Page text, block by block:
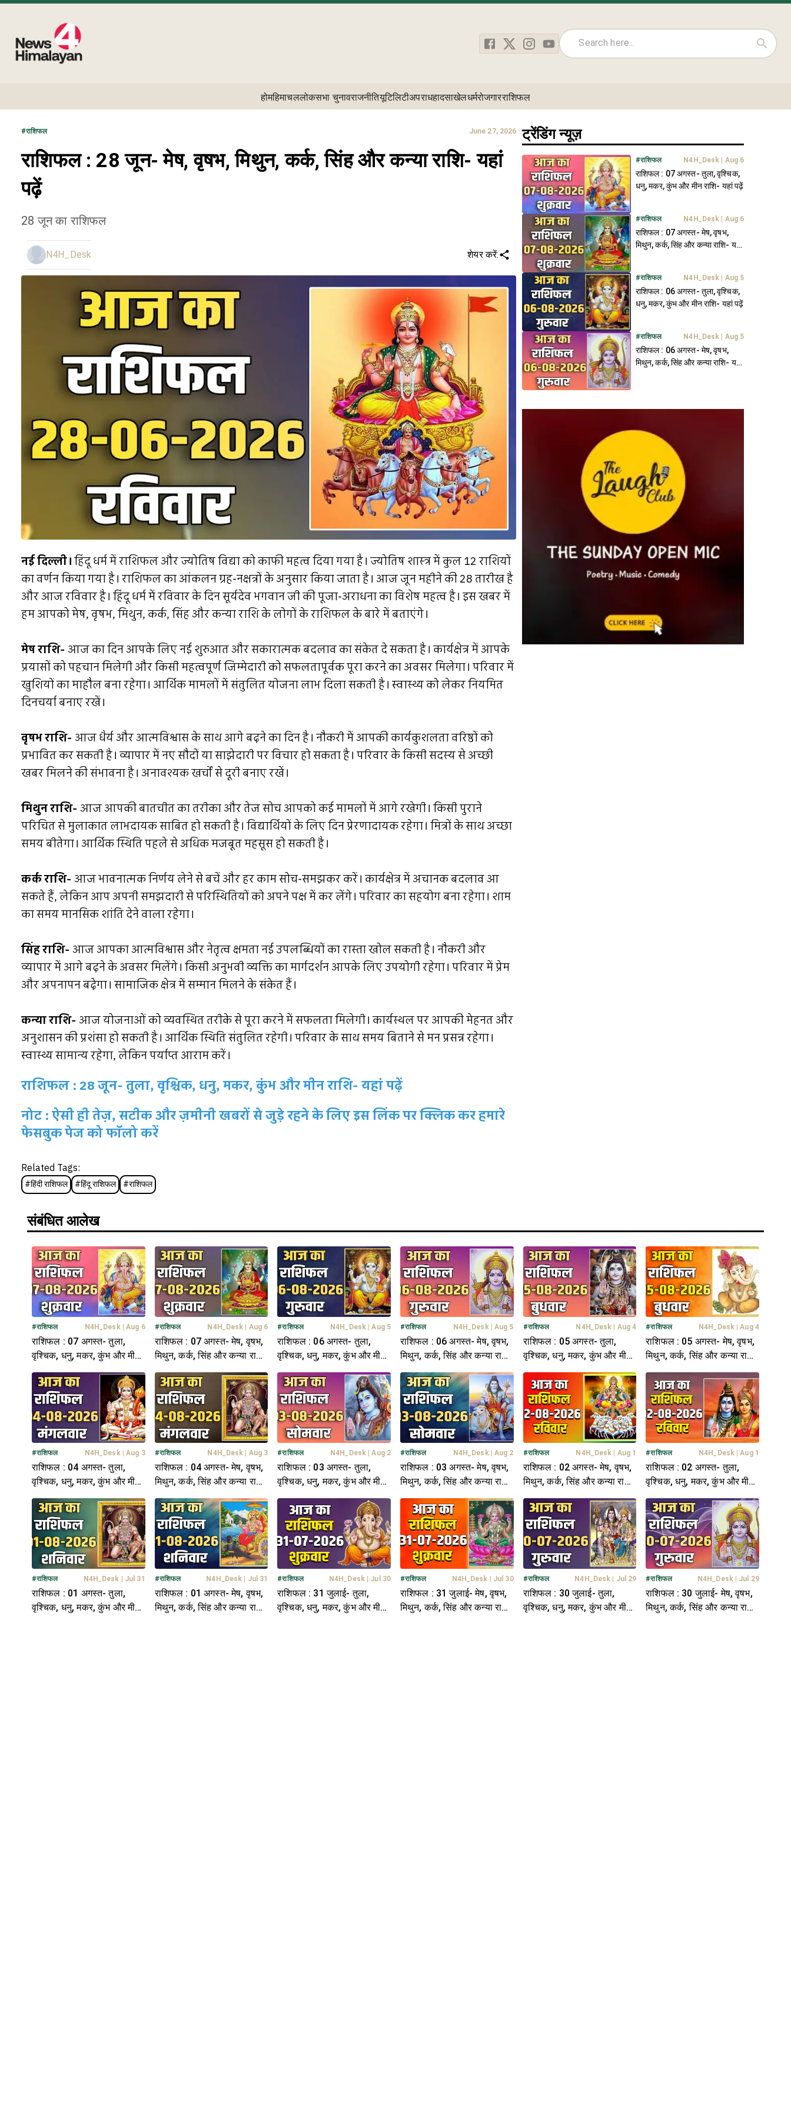
होमहिमाचललोकसभा चुनावराजनीतियूटिलिटीअपराधहादसाखेलधर्मरोजगारराशिफल
#राशिफल June 27, 2026
राशिफल : 28 जून- मेष, वृषभ, मिथुन, कर्क, सिंह और कन्या राशि- यहां
पढ़ें
28 जून का राशिफल
N4H_Desk शेयर करें:
नई दिल्ली।हिंदू धर्म में राशिफल और ज्योतिष विद्या को काफी महत्व दिया गया है। ज्योतिष शास्त्र में कुल 12 राशियों
का वर्णन किया गया है। राशिफल का आंकलन ग्रह-नक्षत्रों के अनुसार किया जाता है। आज जून महीने की 28 तारीख है
और आज रविवार है। हिंदू धर्म में रविवार के दिन सूर्यदेव भगवान जी की पूजा-अराधना का विशेष महत्व है। इस खबर में
हम आपको मेष, वृषभ, मिथुन, कर्क, सिंह और कन्या राशि के लोगों के राशिफल के बारे में बताएंगे।
मेष राशि- आज का दिन आपके लिए नई शुरुआत और सकारात्मक बदलाव का संकेत दे सकता है। कार्यक्षेत्र में आपके
प्रयासों को पहचान मिलेगी और किसी महत्वपूर्ण जिम्मेदारी को सफलतापूर्वक पूरा करने का अवसर मिलेगा। परिवार में
खुशियों का माहौल बना रहेगा। आर्थिक मामलों में संतुलित योजना लाभ दिला सकती है। स्वास्थ्य को लेकर नियमित
दिनचर्या बनाए रखें।
वृषभ राशि- आज धैर्य और आत्मविश्वास के साथ आगे बढ़ने का दिन है। नौकरी में आपकी कार्यकुशलता वरिष्ठों को
प्रभावित कर सकती है। व्यापार में नए सौदों या साझेदारी पर विचार हो सकता है। परिवार के किसी सदस्य से अच्छी
खबर मिलने की संभावना है। अनावश्यक खर्चों से दूरी बनाए रखें।
मिथुन राशि- आज आपकी बातचीत का तरीका और तेज सोच आपको कई मामलों में आगे रखेगी। किसी पुराने
परिचित से मुलाकात लाभदायक साबित हो सकती है। विद्यार्थियों के लिए दिन प्रेरणादायक रहेगा। मित्रों के साथ अच्छा
समय बीतेगा। आर्थिक स्थिति पहले से अधिक मजबूत महसूस हो सकती है।
कर्क राशि- आज भावनात्मक निर्णय लेने से बचें और हर काम सोच-समझकर करें। कार्यक्षेत्र में अचानक बदलाव आ
सकते हैं, लेकिन आप अपनी समझदारी से परिस्थितियों को अपने पक्ष में कर लेंगे। परिवार का सहयोग बना रहेगा। शाम
का समय मानसिक शांति देने वाला रहेगा।
सिंह राशि- आज आपका आत्मविश्वास और नेतृत्व क्षमता नई उपलब्धियों का रास्ता खोल सकती है। नौकरी और
व्यापार में आगे बढ़ने के अवसर मिलेंगे। किसी अनुभवी व्यक्ति का मार्गदर्शन आपके लिए उपयोगी रहेगा। परिवार में प्रेम
और अपनापन बढ़ेगा। सामाजिक क्षेत्र में सम्मान मिलने के संकेत हैं।
कन्या राशि- आज योजनाओं को व्यवस्थित तरीके से पूरा करने में सफलता मिलेगी। कार्यस्थल पर आपकी मेहनत और
अनुशासन की प्रशंसा हो सकती है। आर्थिक स्थिति संतुलित रहेगी। परिवार के साथ समय बिताने से मन प्रसन्न रहेगा।
स्वास्थ्य सामान्य रहेगा, लेकिन पर्याप्त आराम करें।
राशिफल : 28 जून- तुला, वृश्चिक, धनु, मकर, कुंभ और मीन राशि- यहां पढ़ें
नोट : ऐसी ही तेज़, सटीक और ज़मीनी खबरों से जुड़े रहने के लिए इस लिंक पर क्लिक कर हमारे
फेसबुक पेज को फॉलो करें
Related Tags:
#हिंदी राशिफल #हिंदू राशिफल #राशिफल
ट्रेंडिंग न्यूज़
#राशिफल N4H_Desk Aug 6
राशिफल : 07 अगस्त- तुला, वृश्चिक,
धनु, मकर, कुंभ और मीन राशि- यहां पढ़ें
#राशिफल N4H_Desk Aug 6
राशिफल : 07 अगस्त- मेष, वृषभ,
मिथुन, कर्क, सिंह और कन्या राशि- यहां
#राशिफल N4H_Desk Aug 5
राशिफल : 06 अगस्त- तुला, वृश्चिक,
धनु, मकर, कुंभ और मीन राशि- यहां पढ़ें
#राशिफल N4H_Desk Aug 5
राशिफल : 06 अगस्त- मेष, वृषभ,
मिथुन, कर्क, सिंह और कन्या राशि- यहां
संबंधित आलेख
#राशिफल N4H_Desk| Aug 6
राशिफल : 07 अगस्त- तुला,
वृश्चिक, धनु, मकर, कुंभ और मीन
राशि- यहां पढ़ें
#राशिफल N4H_Desk | Aug 6
राशिफल : 07 अगस्त- मेष, वृषभ,
मिथुन, कर्क, सिंह और कन्या राशि-
यहां पढ़ें
#राशिफल N4H_Desk | Aug 5
राशिफल : 06 अगस्त- तुला,
वृश्चिक, धनु, मकर, कुंभ और मीन
राशि- यहां पढ़ें
#राशिफल N4H_Desk| Aug 5
राशिफल : 06 अगस्त- मेष, वृषभ,
मिथुन, कर्क, सिंह और कन्या राशि-
यहां पढ़ें
#राशिफल N4H_Desk | Aug 4
राशिफल : 05 अगस्त- तुला,
वृश्चिक, धनु, मकर, कुंभ और मीन
राशि- यहां पढ़ें
#राशिफल N4H_Desk | Aug 4
राशिफल : 05 अगस्त- मेष, वृषभ,
मिथुन, कर्क, सिंह और कन्या राशि-
यहां पढ़ें
#राशिफल N4H_Desk| Aug 3
राशिफल : 04 अगस्त- तुला,
वृश्चिक, धनु, मकर, कुंभ और मीन
राशि- यहां पढ़ें
#राशिफल N4H_Desk | Aug 3
राशिफल : 04 अगस्त- मेष, वृषभ,
मिथुन, कर्क, सिंह और कन्या राशि-
यहां पढ़ें
#राशिफल N4H_Desk | Aug 2
राशिफल : 03 अगस्त- तुला,
वृश्चिक, धनु, मकर, कुंभ और मीन
राशि- यहां पढ़ें
#राशिफल N4H_Desk| Aug 2
राशिफल : 03 अगस्त- मेष, वृषभ,
मिथुन, कर्क, सिंह और कन्या राशि-
यहां पढ़ें
#राशिफल N4H_Desk | Aug 1
राशिफल : 02 अगस्त- मेष, वृषभ,
मिथुन, कर्क, सिंह और कन्या राशि-
यहां पढ़ें
#राशिफल N4H_Desk | Aug 1
राशिफल : 02 अगस्त- तुला,
वृश्चिक, धनु, मकर, कुंभ और मीन
राशि- यहां पढ़ें
#राशिफल N4H_Desk | Jul 31
राशिफल : 01 अगस्त- तुला,
वृश्चिक, धनु, मकर, कुंभ और मीन
#राशिफल N4H_Desk | Jul 31
राशिफल : 01 अगस्त- मेष, वृषभ,
मिथुन, कर्क, सिंह और कन्या राशि-
#राशिफल N4H_Desk| Jul 30
राशिफल : 31 जुलाई- तुला,
वृश्चिक, धनु, मकर, कुंभ और मीन
#राशिफल N4H_Desk | Jul 30
राशिफल : 31 जुलाई- मेष, वृषभ,
मिथुन, कर्क, सिंह और कन्या राशि-
#राशिफल N4H_Desk | Jul 29
राशिफल : 30 जुलाई- तुला,
वृश्चिक, धनु, मकर, कुंभ और मीन
#राशिफल N4H_Desk| Jul 29
राशिफल : 30 जुलाई- मेष, वृषभ,
मिथुन, कर्क, सिंह और कन्या राशि-